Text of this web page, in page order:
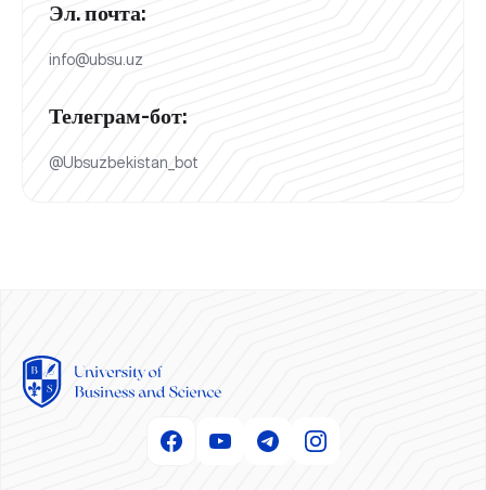
Эл. почта:
info@ubsu.uz
Телеграм-бот:
@Ubsuzbekistan_bot